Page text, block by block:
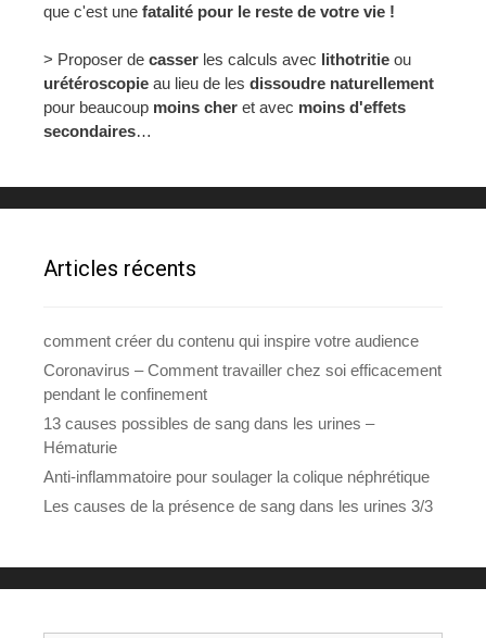
que c'est une fatalité pour le reste de votre vie !
> Proposer de casser les calculs avec lithotritie ou
urétéroscopie au lieu de les dissoudre naturellement
pour beaucoup moins cher et avec moins d'effets
secondaires…
Articles récents
comment créer du contenu qui inspire votre audience
Coronavirus – Comment travailler chez soi efficacement
pendant le confinement
13 causes possibles de sang dans les urines –
Hématurie
Anti-inflammatoire pour soulager la colique néphrétique
Les causes de la présence de sang dans les urines 3/3